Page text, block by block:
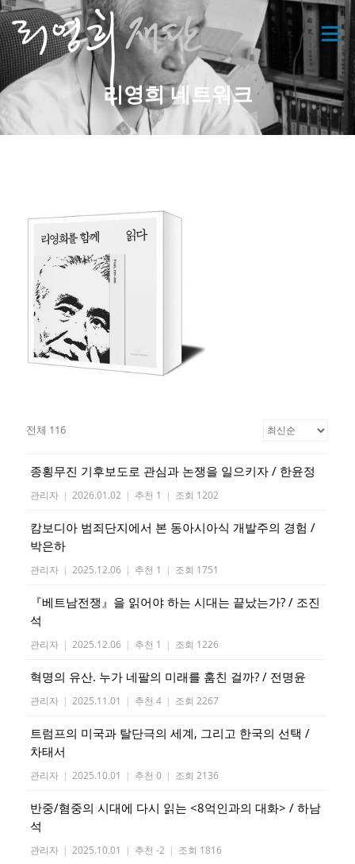
콘
텐
츠
로
바
로
가
기
메뉴
리영희 네트워크
전체 116
종횡무진 기후보도로 관심과 논쟁을 일으키자 / 한윤정
관리자 | 2026.01.02 | 추천 1 | 조회 1202
캄보디아 범죄단지에서 본 동아시아식 개발주의 경험 /
박은하
관리자 | 2025.12.06 | 추천 1 | 조회 1751
『베트남전쟁』을 읽어야 하는 시대는 끝났는가? / 조진
석
관리자 | 2025.12.06 | 추천 1 | 조회 1226
혁명의 유산. 누가 네팔의 미래를 훔친 걸까? / 전명윤
관리자 | 2025.11.01 | 추천 4 | 조회 2267
트럼프의 미국과 탈단극의 세계, 그리고 한국의 선택 /
차태서
관리자 | 2025.10.01 | 추천 0 | 조회 2136
반중/혐중의 시대에 다시 읽는 <8억인과의 대화> / 하남
석
관리자 | 2025.10.01 | 추천 -2 | 조회 1816